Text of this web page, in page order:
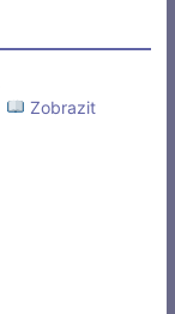
Zobrazit